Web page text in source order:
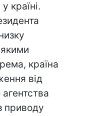
країні.
країна
від
агентства
приводу